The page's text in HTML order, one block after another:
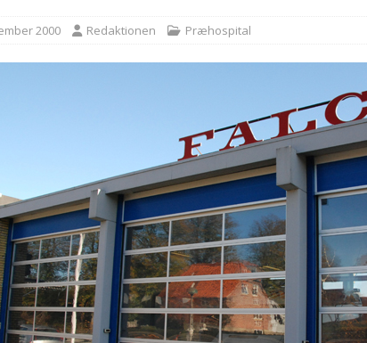
kriminalitet
POLITI
2000 Redaktionen Præhospital